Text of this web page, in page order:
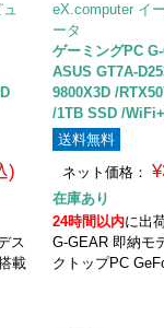
)
ス
載
eX.computer イ
ータ
ゲーミングPC
ASUS GT7A-
9800X3D /
/1TB SSD /
送料無料
ネット価格：
在庫あり
24時間以内に出
G-GEAR 即納モ
クトップPC